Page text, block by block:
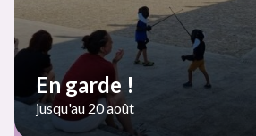
En garde !
jusqu'au 20 août